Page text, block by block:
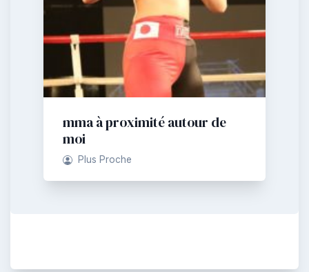
mma à proximité autour de
moi
Plus Proche